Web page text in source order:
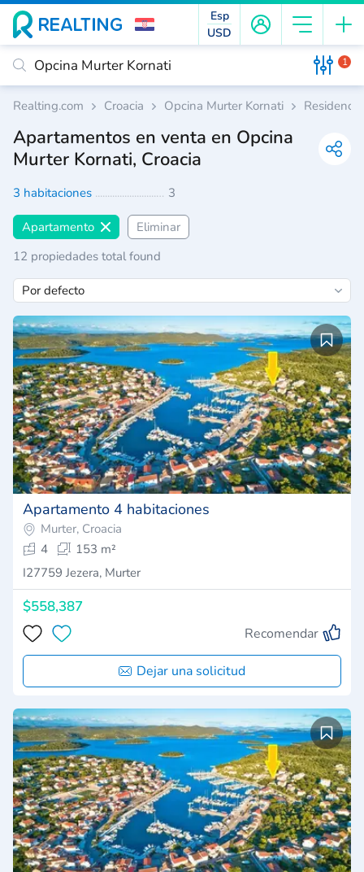
Esp
USD
1
Realting.com Croacia Opcina Murter Kornati
Apartamentos en venta en Opcina
Murter Kornati, Croacia
3 habitaciones 3
Apartamento
Eliminar
12 propiedades total found
Apartamento 4 habitaciones
Murter, Croacia
4
153 m²
I27759 Jezera, Murter
$558,387
Recomendar
Dejar una solicitud